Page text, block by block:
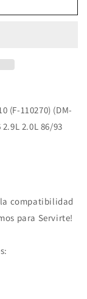
(F-110270) (DM-
2.9L 2.0L 86/93
compatibilidad
para Servirte!